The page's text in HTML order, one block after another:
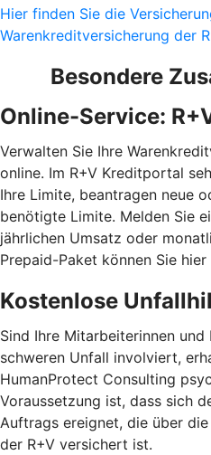
Hier finden Sie die
Warenkreditversicherung der
Besondere
Online-Service:
Verwalten Sie Ihre
online. Im R+V Kreditportal
Ihre Limite, beantragen neue
benötigte Limite. Melden Sie
jährlichen Umsatz oder
Prepaid-Paket können Sie hier
Kostenlose
Sind Ihre Mitarbeiterinnen
schweren Unfall involviert,
HumanProtect Consulting
Voraussetzung ist, dass sich
Auftrags ereignet, die über
der R+V versichert ist.